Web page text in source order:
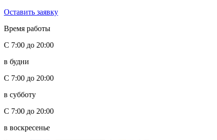
Оставить заявку
Время работы
С 7:00 до 20:00
в будни
С 7:00 до 20:00
в субботу
С 7:00 до 20:00
в воскресенье